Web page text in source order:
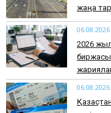
жаңа
2026